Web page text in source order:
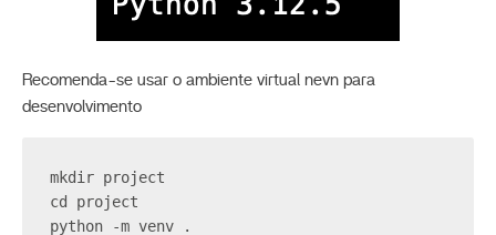
Recomenda-se usar o ambiente virtual nevn para
desenvolvimento
mkdir project
cd project
python -m venv .